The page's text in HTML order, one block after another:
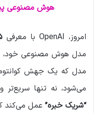
هوش مصنوعی
امروز، OpenAI با معرفی
مدل هوش مصنوعی خود،
مدل که یک جهش
می‌شود، نه تنها
“شریک خبره” عمل می‌کند